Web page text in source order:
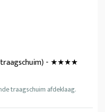
(traagschuim) - ★★★★
traagschuim afdeklaag.